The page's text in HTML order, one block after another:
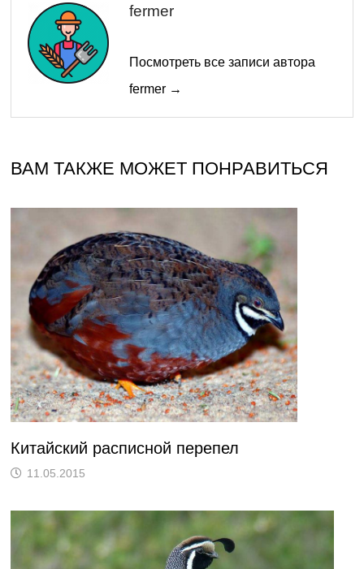
fermer
Посмотреть все записи автора
fermer →
ВАМ ТАКЖЕ МОЖЕТ ПОНРАВИТЬСЯ
Китайский расписной перепел
11.05.2015